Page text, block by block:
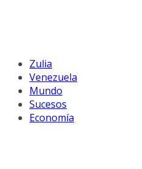
Zulia
Venezuela
Mundo
Sucesos
Economía